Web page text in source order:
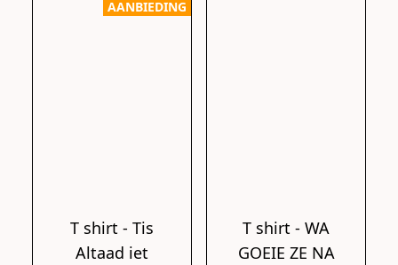
AANBIEDING
T shirt - Tis
Altaad iet
T shirt - WA
GOEIE ZE NA